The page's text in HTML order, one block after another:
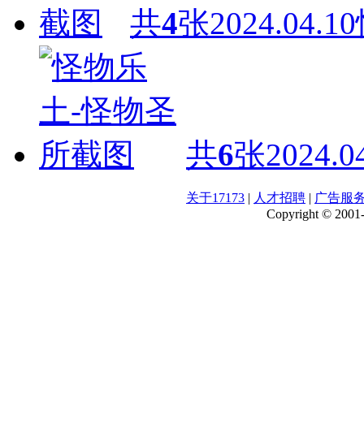
共4张2024.04.10
共6张
关于17173 | 人才招聘 | 广告服
Copyright ©